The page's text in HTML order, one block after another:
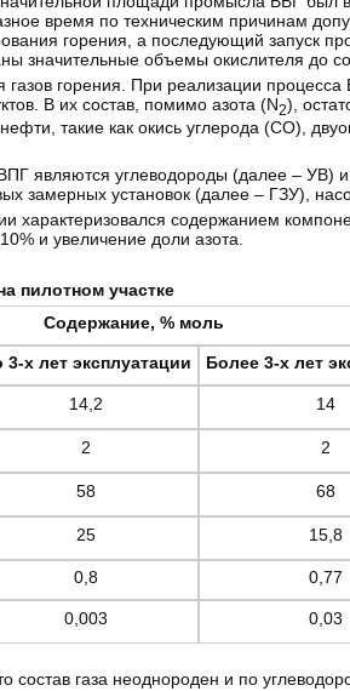
время по техническим причинам
горения, а последующий запуск
значительные объемы окислителя до
горения. При реализации
В их состав, помимо азота (N2),
такие как окись углерода (СО),
являются углеводороды (далее – УВ)
замерных установок (далее – ГЗУ),
характеризовался содержанием
и увеличение доли азота.
пилотном участке
Содержание, % моль
3-х лет эксплуатации Более 3-х лет
14,2 14
2 2
58 68
25 15,8
0,8 0,77
0,003 0,03
состав газа неоднороден и по